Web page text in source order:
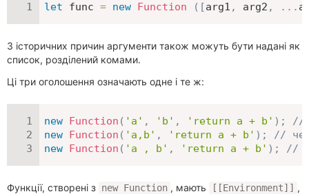
let func = new Function ( [arg1 , arg2 , ...
З історичних причин аргументи також можуть бути надані як
список, розділений комами.
Ці три оголошення означають одне і те ж:
new Function ( 'a' , 'b' , 'return a + b' ) ;
//
new Function ( 'a,b' , 'return a + b' ) ;
//
new Function ( 'a , b' , 'return a + b' ) ; //
Функції, створені з new Function , мають [[Environment]] ,